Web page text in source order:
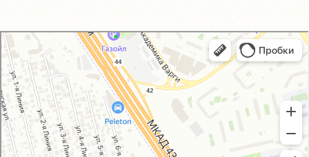
GM-City&VAG-Repair
Автосервис, автотехцентр в Москве
Магазин автозапчастей и автотоваров в Москве